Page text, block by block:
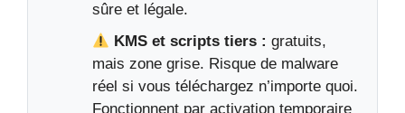
sûre et légale.
KMS et scripts tiers : gratuits,
mais zone grise. Risque de malware
réel si vous téléchargez n’importe quoi.
Fonctionnent par activation temporaire